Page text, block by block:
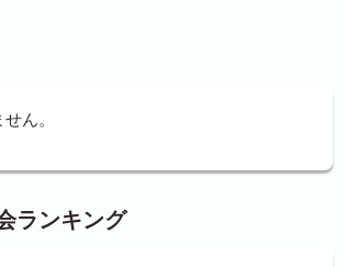
ん。
ランキング